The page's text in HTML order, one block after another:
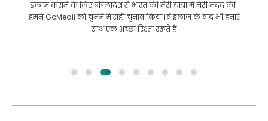
इलाज कराने के लिए बांग्लादेश से भारत की मेरी यात्रा में मेरी मदद की।
हमने GoMedii को चुनने में सही चुनाव किया। वे इलाज के बाद भी हमारे
साथ एक अच्छा रिश्ता रखते हैं